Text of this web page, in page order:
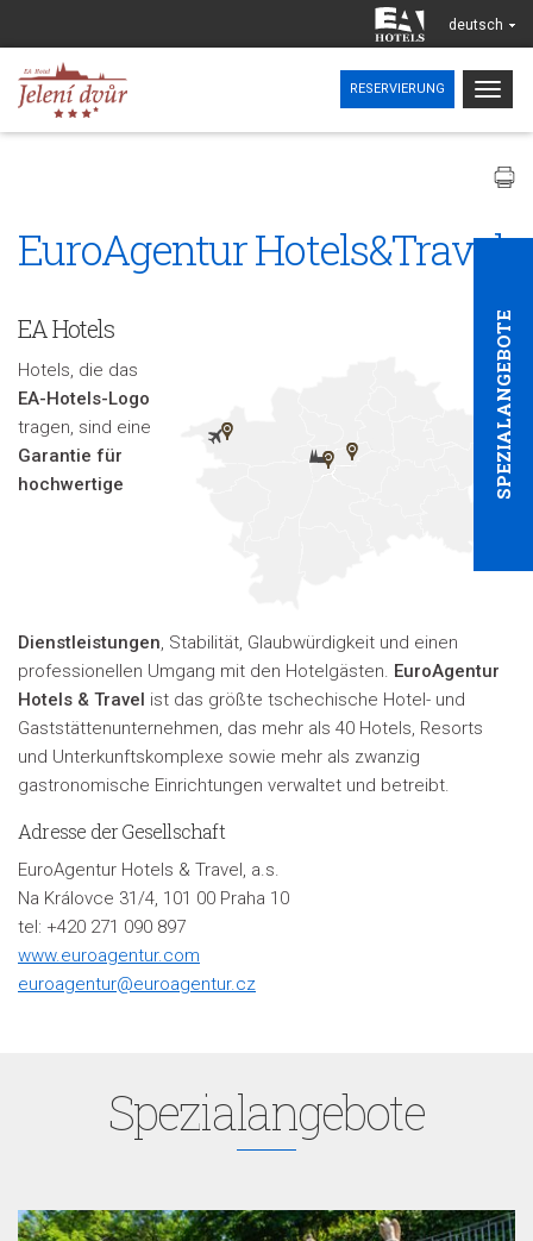
deutsch
RESERVIERUNG
SPEZIALANGEBOTE
EuroAgentur Hotels&Travel
EA Hotels
Hotels, die das
EA-Hotels-Logo
tragen, sind eine
Garantie für
hochwertige
Dienstleistungen, Stabilität, Glaubwürdigkeit und einen
professionellen Umgang mit den Hotelgästen. EuroAgentur
Hotels & Travel ist das größte tschechische Hotel- und
Gaststättenunternehmen, das mehr als 40 Hotels, Resorts
und Unterkunftskomplexe sowie mehr als zwanzig
gastronomische Einrichtungen verwaltet und betreibt.
Adresse der Gesellschaft
EuroAgentur Hotels & Travel, a.s.
Na Královce 31/4, 101 00 Praha 10
tel: +420 271 090 897
www.euroagentur.com
euroagentur@euroagentur.cz
Spezialangebote